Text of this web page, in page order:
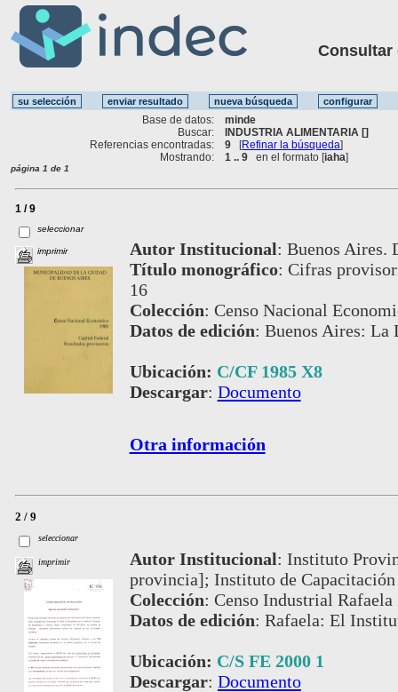
Consultar
Base de datos:
minde
Buscar:
INDUSTRIA ALIMENTARIA []
Referencias encontradas:
9 [Refinar la búsqueda]
Mostrando:
1 .. 9 en el formato [iaha]
página 1 de 1
1 / 9
seleccionar
imprimir Autor Institucional: Buenos Aires.
Título monográfico: Cifras
16
Colección: Censo Nacional
Datos de edición: Buenos Aires: La
Ubicación: C/CF 1985 X8
Descargar: Documento
Otra información
2 / 9
seleccionar
imprimir Autor Institucional: Instituto
provincia]; Instituto de
Colección: Censo Industrial Rafaela
Datos de edición: Rafaela: El
Ubicación: C/S FE 2000 1
Descargar: Documento